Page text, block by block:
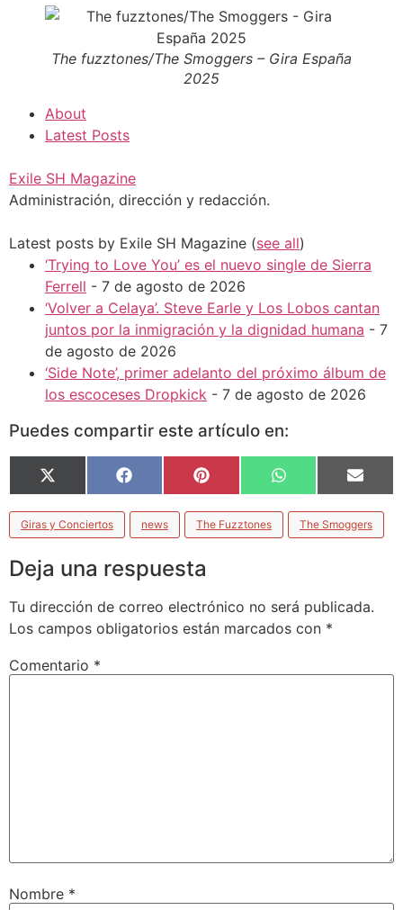
The fuzztones/The Smoggers – Gira España
2025
About
Latest Posts
Exile SH Magazine
Administración, dirección y redacción.
Latest posts by Exile SH Magazine (see all)
‘Trying to Love You’ es el nuevo single de Sierra
Ferrell - 7 de agosto de 2026
‘Volver a Celaya’. Steve Earle y Los Lobos cantan
juntos por la inmigración y la dignidad humana - 7
de agosto de 2026
‘Side Note’, primer adelanto del próximo álbum de
los escoceses Dropkick - 7 de agosto de 2026
Puedes compartir este artículo en:
X
(Twitter)
Facebook Pinterest WhatsApp Email
Giras y Conciertos news The Fuzztones The Smoggers
Deja una respuesta
Tu dirección de correo electrónico no será publicada.
Los campos obligatorios están marcados con *
Comentario *
Nombre *